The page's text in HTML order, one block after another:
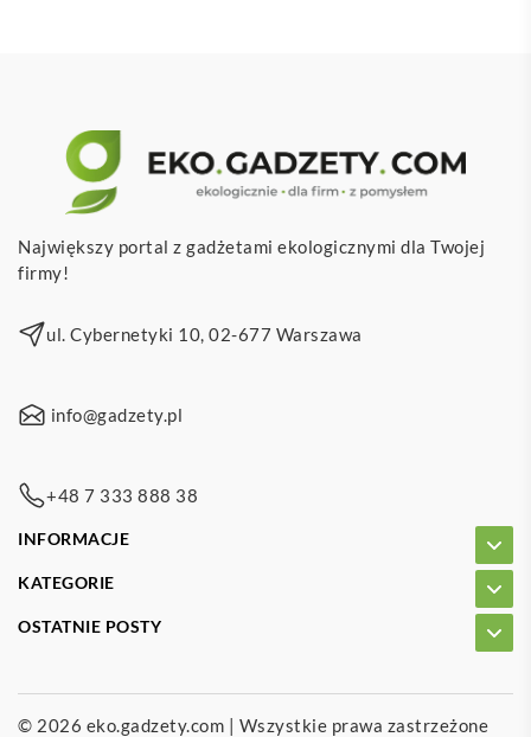
Największy portal z gadżetami ekologicznymi dla Twojej
firmy!
ul. Cybernetyki 10, 02-677 Warszawa
info@gadzety.pl
+48 7 333 888 38
INFORMACJE
KATEGORIE
OSTATNIE POSTY
© 2026 eko.gadzety.com | Wszystkie prawa zastrzeżone